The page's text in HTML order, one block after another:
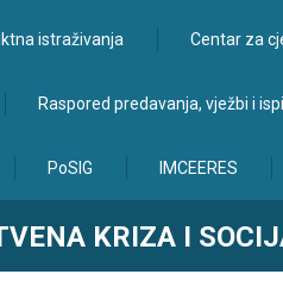
istraživanja Centar za
Raspored predavanja, vježbi i
PoSIG IMCEERES
KRIZA I